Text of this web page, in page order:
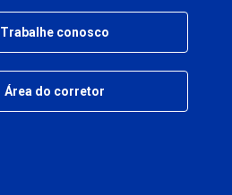
Trabalhe conosco
Área do corretor